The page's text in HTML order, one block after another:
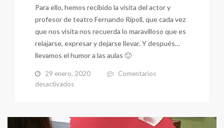
Para ello, hemos recibido la visita del actor y
profesor de teatro Fernando Ripoll, que cada vez
que nos visita nos recuerda lo maravilloso que es
relajarse, expresar y dejarse llevar. Y después…
llevamos el humor a las aulas 🙂
29 enero, 2020
Comentarios
desactivados